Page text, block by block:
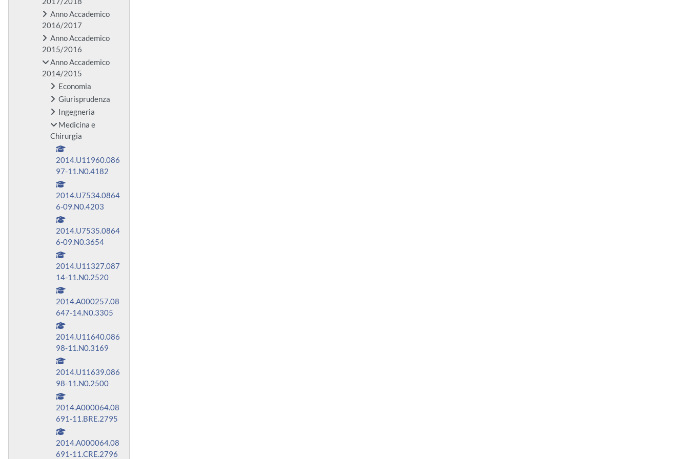
Anno Accademico
2016/2017
Anno Accademico
2015/2016
Anno Accademico
2014/2015
Economia
Giurisprudenza
Ingegneria
Medicina e
Chirurgia
2014.U11960.086
97-11.N0.4182
2014.U7534.0864
6-09.N0.4203
2014.U7535.0864
6-09.N0.3654
2014.U11327.087
14-11.N0.2520
2014.A000257.08
647-14.N0.3305
2014.U11640.086
98-11.N0.3169
2014.U11639.086
98-11.N0.2500
2014.A000064.08
691-11.BRE.2795
2014.A000064.08
691-11.CRE.2796